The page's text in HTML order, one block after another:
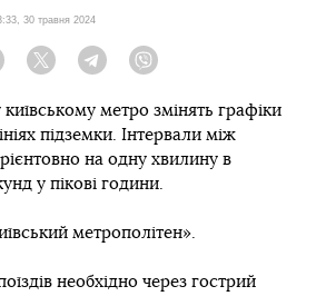
30 травня 2024
Facebook Twitter Telegram
метро змінять графіки
підземки. Інтервали між
на одну хвилину в
у пікові години.
метрополітен».
необхідно через гострий